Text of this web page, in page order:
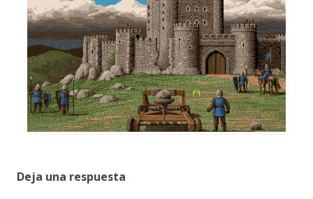
Deja una respuesta